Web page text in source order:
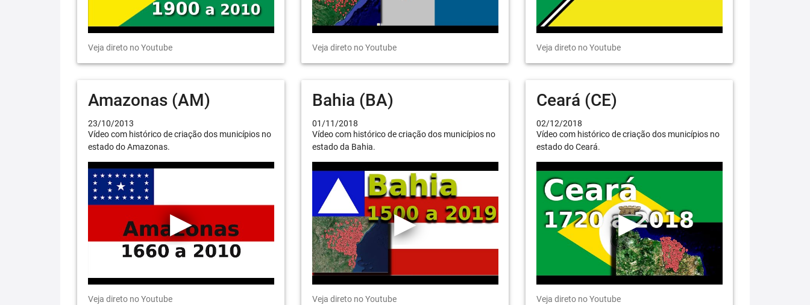
Veja direto no Youtube Veja direto no Youtube Veja direto no Youtube
Amazonas (AM)
23/10/2013
Vídeo com histórico de criação dos municípios no
estado do Amazonas.
Veja direto no Youtube
Bahia (BA)
01/11/2018
Vídeo com histórico de criação dos municípios no
estado da Bahia.
Veja direto no Youtube
Ceará (CE)
02/12/2018
Vídeo com histórico de criação dos municípios no
estado do Ceará.
Veja direto no Youtube